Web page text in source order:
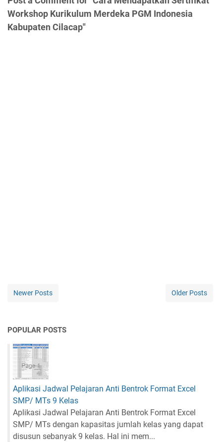
Workshop Kurikulum Merdeka PGM Indonesia
Kabupaten Cilacap"
Newer Posts Older Posts
POPULAR POSTS
Aplikasi Jadwal Pelajaran Anti Bentrok Format Excel
SMP/ MTs 9 Kelas
Aplikasi Jadwal Pelajaran Anti Bentrok Format Excel
SMP/ MTs dengan kapasitas jumlah kelas yang dapat
disusun sebanyak 9 kelas. Hal ini mem...